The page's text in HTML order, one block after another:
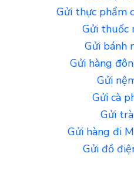
Gửi thực phẩm
Gửi thuốc
Gửi bánh
Gửi hàng
Gửi
Gửi cà
Gửi
Gửi hàng đi
Gửi đồ